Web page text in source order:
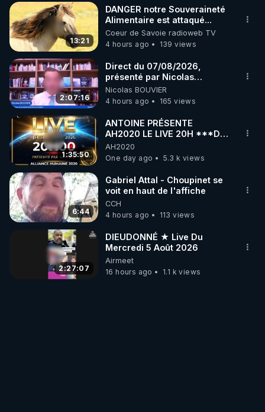
▶ 30 jours gratuit sur l’application de méditation et
de bien-être ENVOL :
Rendez-vous sur https://www.envol.app/code
le code : REGENERE
13:21
DANGER notre Souveraineté
Alimentaire est attaqué...
Coeur de Savoie radioweb TV
4 hours ago
139 views
2:07:16
Direct du 07/08/2026,
présenté par Nicolas
BOUVIER
Nicolas BOUVIER
4 hours ago
165 views
1:35:50
ANTOINE PRÉSENTE
AH2020 LE LIVE 20H ***DU
06/08/2026***
AH2020
One day ago
5.3 k views
6:44
Gabriel Attal - Choupinet se
voit en haut de l'affiche
CCH
4 hours ago
113 views
2:27:07
DIEUDONNÉ ★ Live Du
Mercredi 5 Août 2026
Airmeet
16 hours ago
1.1 k views